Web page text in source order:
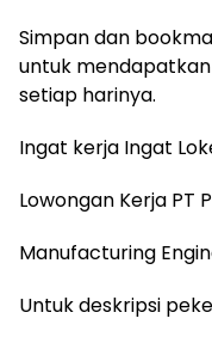
Simpan dan
untuk
setiap harinya.
Ingat kerja Ingat
Lowongan Kerja PT
Manufacturing
Untuk deskripsi